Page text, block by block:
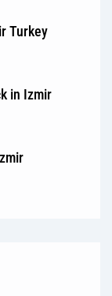
Turkey
in Izmir